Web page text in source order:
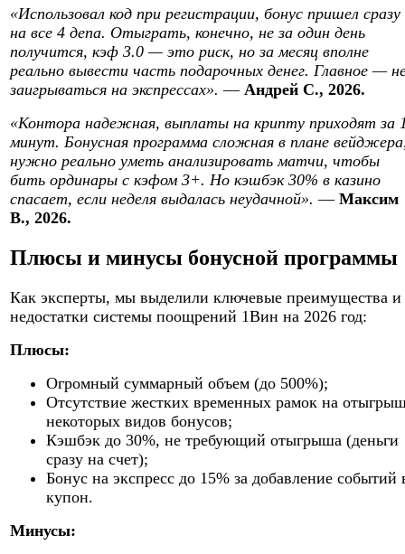
«Использовал код при регистрации, бонус пришел сразу
на все 4 депа. Отыграть, конечно, не за один день
получится, кэф 3.0 — это риск, но за месяц вполне
реально вывести часть подарочных денег. Главное —
заигрываться на экспрессах». — Андрей С., 2026.
«Контора надежная, выплаты на крипту приходят за
минут. Бонусная программа сложная в плане
нужно реально уметь анализировать матчи, чтобы
бить ординары с кэфом 3+. Но кэшбэк 30% в казино
спасает, если неделя выдалась неудачной». — Максим
В., 2026.
Плюсы и минусы бонусной программы
Как эксперты, мы выделили ключевые преимущества и
недостатки системы поощрений 1Вин на 2026 год:
Плюсы:
Огромный суммарный объем (до 500%);
Отсутствие жестких временных рамок на
некоторых видов бонусов;
Кэшбэк до 30%, не требующий отыгрыша (деньги
сразу на счет);
Бонус на экспресс до 15% за добавление событий
купон.
Минусы: